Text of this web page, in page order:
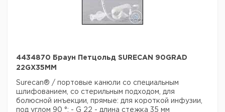
4434870 Браун Петцольд SURECAN 90GRAD
22GX35MM
Surecan® / портовые канюли со специальным
шлифованием, со стерильным подходом, для
болюсной инъекции, прямые: для короткой инфузии,
под углом 90 °: - G 22 - длина стежка 35 мм